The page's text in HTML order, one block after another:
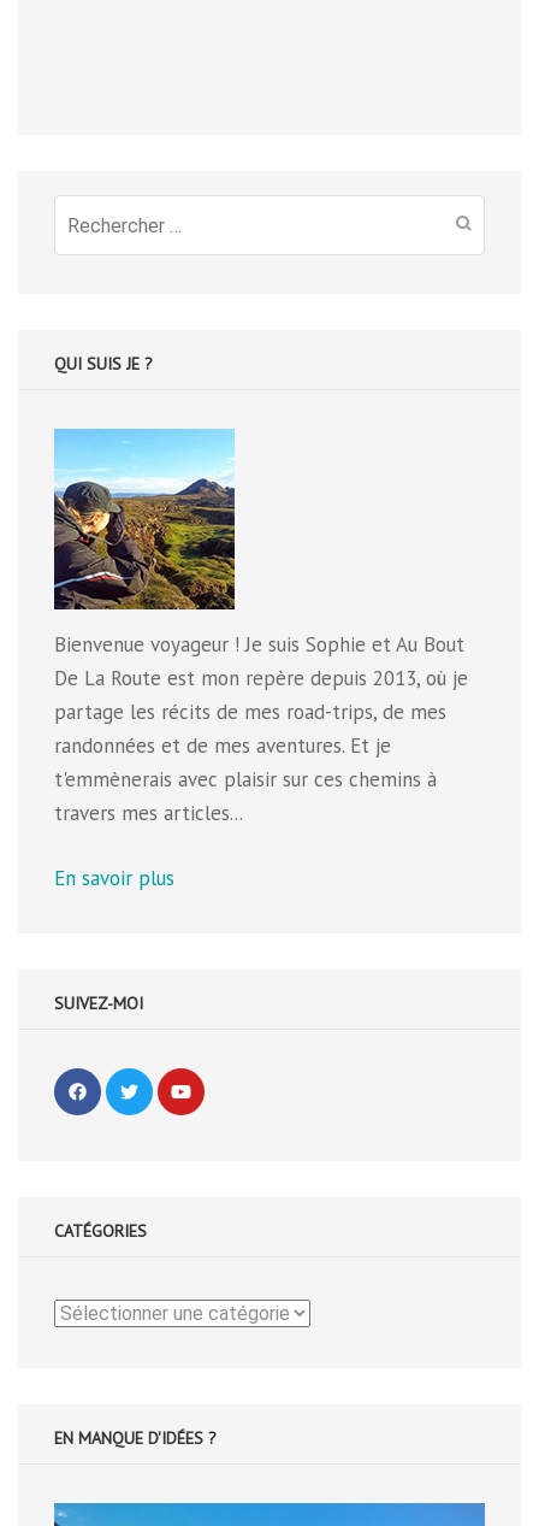
Recherche
pour
QUI SUIS JE ?
Bienvenue voyageur ! Je suis Sophie et Au Bout
De La Route est mon repère depuis 2013, où je
partage les récits de mes road-trips, de mes
randonnées et de mes aventures. Et je
t'emmènerais avec plaisir sur ces chemins à
travers mes articles...
En savoir plus
SUIVEZ-MOI
CATÉGORIES
Catégories
EN MANQUE D'IDÉES ?